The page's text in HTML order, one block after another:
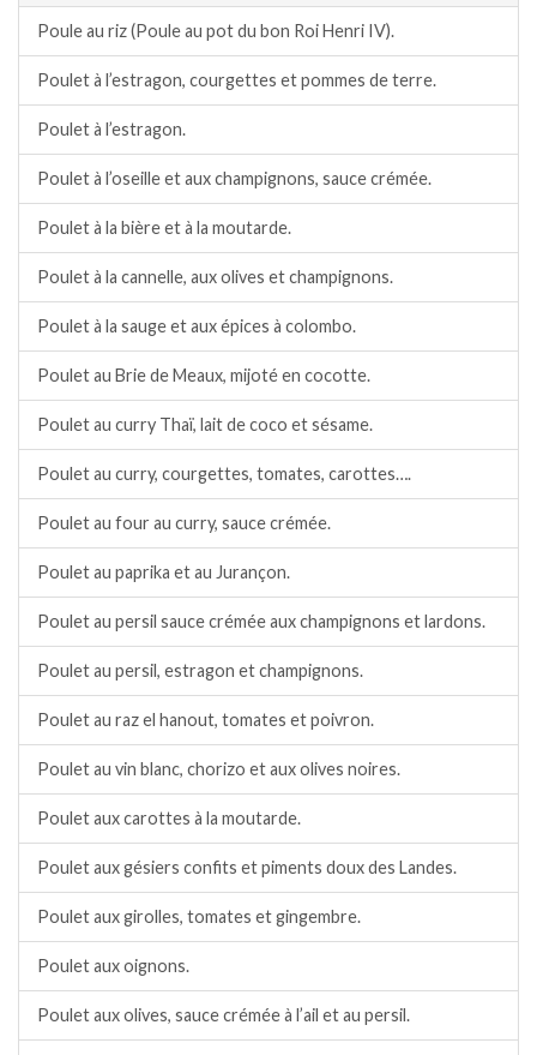
Poule au riz (Poule au pot du bon Roi Henri IV).
Poulet à l’estragon, courgettes et pommes de terre.
Poulet à l’estragon.
Poulet à l’oseille et aux champignons, sauce crémée.
Poulet à la bière et à la moutarde.
Poulet à la cannelle, aux olives et champignons.
Poulet à la sauge et aux épices à colombo.
Poulet au Brie de Meaux, mijoté en cocotte.
Poulet au curry Thaï, lait de coco et sésame.
Poulet au curry, courgettes, tomates, carottes….
Poulet au four au curry, sauce crémée.
Poulet au paprika et au Jurançon.
Poulet au persil sauce crémée aux champignons et lardons.
Poulet au persil, estragon et champignons.
Poulet au raz el hanout, tomates et poivron.
Poulet au vin blanc, chorizo et aux olives noires.
Poulet aux carottes à la moutarde.
Poulet aux gésiers confits et piments doux des Landes.
Poulet aux girolles, tomates et gingembre.
Poulet aux oignons.
Poulet aux olives, sauce crémée à l’ail et au persil.